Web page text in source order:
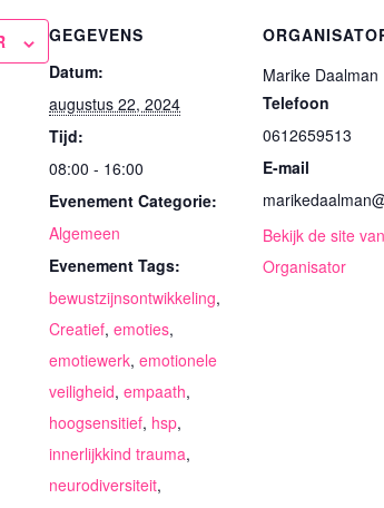
GEGEVENS
Datum:
augustus 22, 2024
Tijd:
08:00 - 16:00
Evenement Categorie:
Algemeen
Evenement Tags:
bewustzijnsontwikkeling,
Creatief, emoties,
emotiewerk, emotionele
veiligheid, empaath,
hoogsensitief, hsp,
innerlijkkind trauma,
neurodiversiteit,
Marike Daalman
Telefoon
0612659513
E-mail
Bekijk de site van
Organisator